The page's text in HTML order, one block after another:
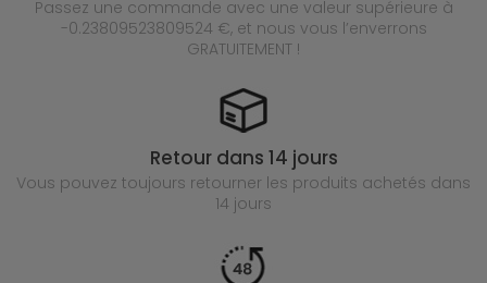
Passez une commande avec une valeur supérieure à
-0.23809523809524 €, et nous vous l’enverrons
GRATUITEMENT !
Retour dans 14 jours
Vous pouvez toujours retourner les produits achetés dans
14 jours